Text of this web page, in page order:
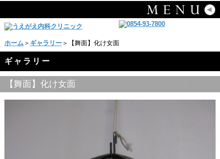
ホーム ＞ ギャラリー＞【舞面】化け女面
ギャラリー
【舞面】化け女面